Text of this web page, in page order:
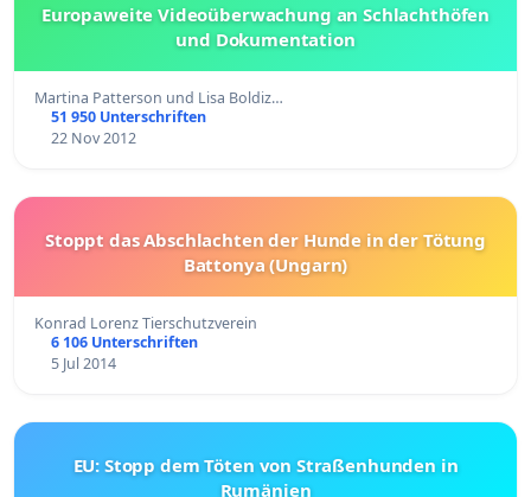
Europaweite Videoüberwachung an Schlachthöfen
und Dokumentation
Martina Patterson und Lisa Boldiz…
51 950 Unterschriften
22 Nov 2012
Stoppt das Abschlachten der Hunde in der Tötung
Battonya (Ungarn)
Konrad Lorenz Tierschutzverein
6 106 Unterschriften
5 Jul 2014
EU: Stopp dem Töten von Straßenhunden in
Rumänien